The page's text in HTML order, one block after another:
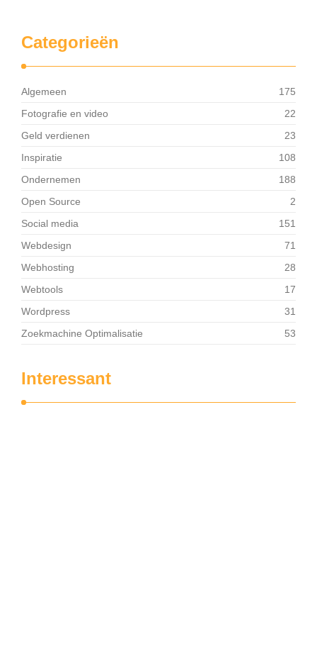
Categorieën
Algemeen
175
Fotografie en video
22
Geld verdienen
23
Inspiratie
108
Ondernemen
188
Open Source
2
Social media
151
Webdesign
71
Webhosting
28
Webtools
17
Wordpress
31
Zoekmachine Optimalisatie
53
Interessant